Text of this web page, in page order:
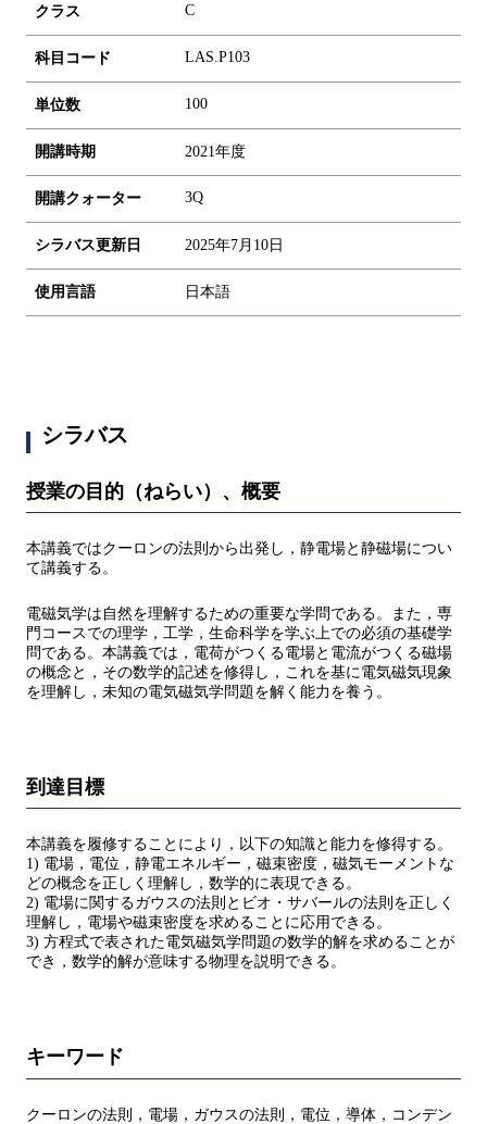
クラス C
科目コード LAS.P103
単位数 100
開講時期 2021年度
開講クォーター 3Q
シラバス更新日 2025年7月10日
使用言語 日本語
シラバス
授業の目的（ねらい）、概要
本講義ではクーロンの法則から出発し，静電場と静磁場につい
て講義する。
電磁気学は自然を理解するための重要な学問である。また，専
門コースでの理学，工学，生命科学を学ぶ上での必須の基礎学
問である。本講義では，電荷がつくる電場と電流がつくる磁場
の概念と，その数学的記述を修得し，これを基に電気磁気現象
を理解し，未知の電気磁気学問題を解く能力を養う。
到達目標
本講義を履修することにより，以下の知識と能力を修得する。
1) 電場，電位，静電エネルギー，磁束密度，磁気モーメントな
どの概念を正しく理解し，数学的に表現できる。
2) 電場に関するガウスの法則とビオ・サバールの法則を正しく
理解し，電場や磁束密度を求めることに応用できる。
3) 方程式で表された電気磁気学問題の数学的解を求めることが
でき，数学的解が意味する物理を説明できる。
キーワード
クーロンの法則，電場，ガウスの法則，電位，導体，コンデン